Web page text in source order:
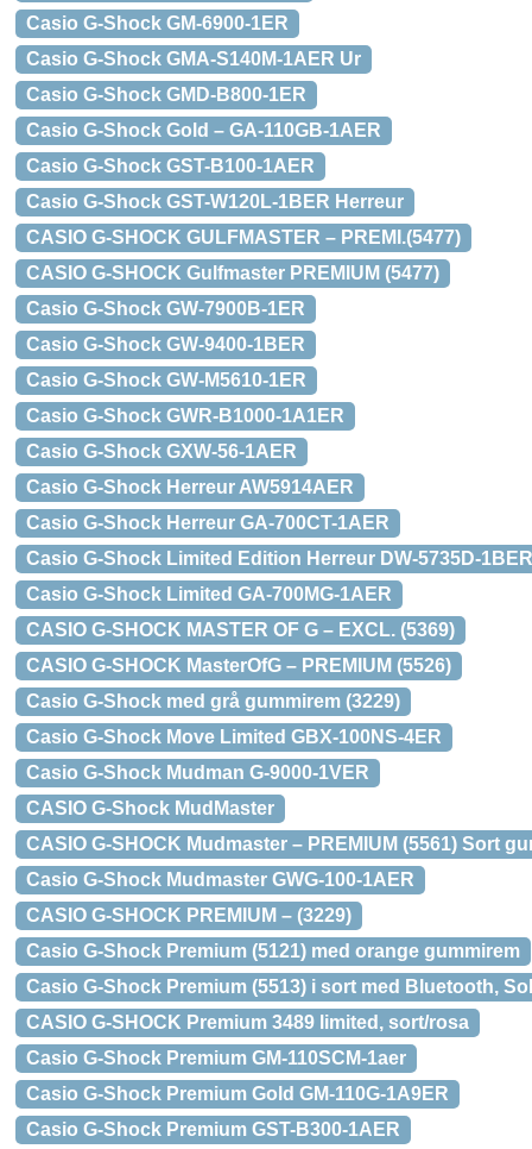
Casio G-Shock GM-6900-1ER
Casio G-Shock GMA-S140M-1AER Ur
Casio G-Shock GMD-B800-1ER
Casio G-Shock Gold – GA-110GB-1AER
Casio G-Shock GST-B100-1AER
Casio G-Shock GST-W120L-1BER Herreur
CASIO G-SHOCK GULFMASTER – PREMI.(5477)
CASIO G-SHOCK Gulfmaster PREMIUM (5477)
Casio G-Shock GW-7900B-1ER
Casio G-Shock GW-9400-1BER
Casio G-Shock GW-M5610-1ER
Casio G-Shock GWR-B1000-1A1ER
Casio G-Shock GXW-56-1AER
Casio G-Shock Herreur AW5914AER
Casio G-Shock Herreur GA-700CT-1AER
Casio G-Shock Limited Edition Herreur DW-5735D-1BER
Casio G-Shock Limited GA-700MG-1AER
CASIO G-SHOCK MASTER OF G – EXCL. (5369)
CASIO G-SHOCK MasterOfG – PREMIUM (5526)
Casio G-Shock med grå gummirem (3229)
Casio G-Shock Move Limited GBX-100NS-4ER
Casio G-Shock Mudman G-9000-1VER
CASIO G-Shock MudMaster
CASIO G-SHOCK Mudmaster – PREMIUM (5561) Sort
Casio G-Shock Mudmaster GWG-100-1AER
CASIO G-SHOCK PREMIUM – (3229)
Casio G-Shock Premium (5121) med orange gummirem
Casio G-Shock Premium (5513) i sort med Bluetooth,
CASIO G-SHOCK Premium 3489 limited, sort/rosa
Casio G-Shock Premium GM-110SCM-1aer
Casio G-Shock Premium Gold GM-110G-1A9ER
Casio G-Shock Premium GST-B300-1AER